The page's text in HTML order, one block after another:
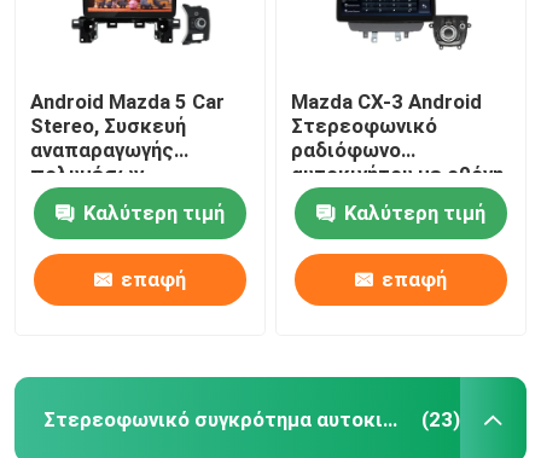
Android Mazda 5 Car
Stereo, Συσκευή
αναπαραγωγής
πολυμέσων
αυτοκινήτου με 4G
DSP Joystick
Καλύτερη τιμή
επαφή
Mazda CX-3 Android
Στερεοφωνικό
ραδιόφωνο
αυτοκινήτου με οθόνη
IPS 10,25 ιντσών
Ασύρματο Carplay
Καλύτερη τιμή
επαφή
Στερεοφωνικό συγκρότημα αυτοκινήτων της Mazda (23)